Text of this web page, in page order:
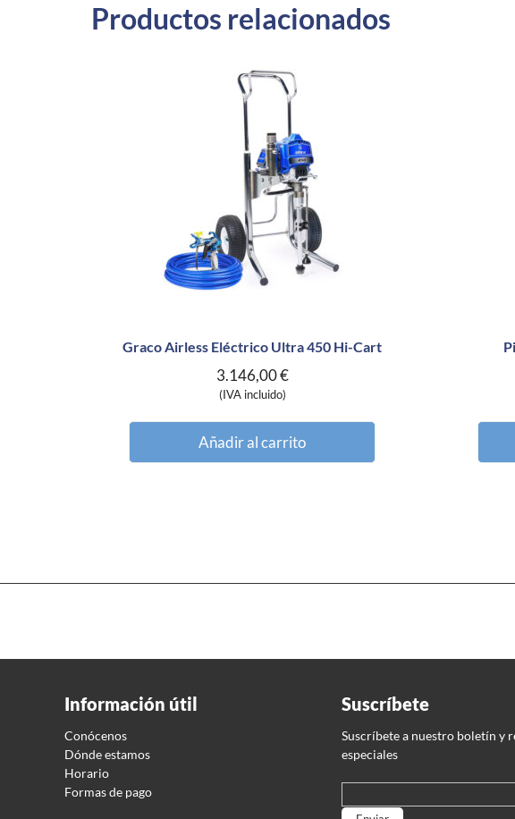
Productos relacionados
Graco Airless Eléctrico Ultra 450 Hi-Cart
3.146,00€
(IVA incluido)
Añadir al carrito
Información útil
Conócenos
Dónde estamos
Horario
Formas de pago
Suscríbete
Suscríbete a nuestro boletín y
especiales